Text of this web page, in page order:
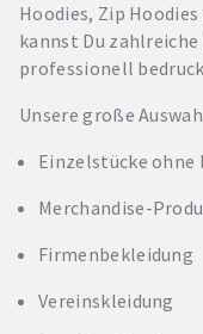
Hoodies, Zip
kannst Du
professionell
Unsere große
Einzelstücke
Merchandise-
Firmenbekleidung
Vereinskleidung